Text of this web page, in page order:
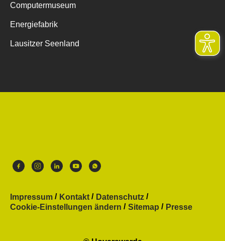
Computermuseum
Energiefabrik
Lausitzer Seenland
Impressum Kontakt
Datenschutz
Cookie-Einstellungen ändern
Sitemap Presse